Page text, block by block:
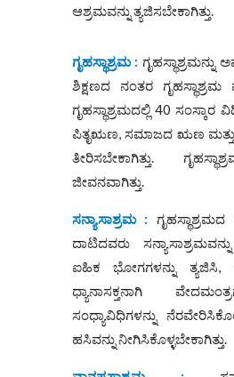
ಆಶ್ರಮವನ್ನು ತ್ಯಜಿಸಬೇಕಾಗಿತ್ತು.
ಗೃಹಸ್ಥಾಶ್ರಮ :
ಶಿಕ್ಷಣದ ನಂತರ ಗೃಹಸ್ಥಾಶ್ರಮ
ಗೃಹಸ್ಥಾಶ್ರಮದಲ್ಲಿ 40 ಸಂಸ್ಕಾರ
ಪಿತೃಋಣ, ಸಮಾಜದ ಋಣ
ತೀರಿಸಬೇಕಾಗಿತ್ತು.
ಜೀವನವಾಗಿತ್ತು.
ಸನ್ಯಾಸಾಶ್ರಮ :
ದಾಟಿದವರು ಸನ್ಯಾಸಾಶ್ರಮವನ್ನು
ಐಹಿಕ ಭೋಗಗಳನ್ನು
ಧ್ಯಾನಾಸಕ್ತನಾಗಿ
ಸಂಧ್ಯಾವಿಧಿಗಳನ್ನು
ಹಸಿವನ್ನು ನೀಗಿಸಿಕೊಳ್ಳಬೇಕಾಗಿತ್ತು.